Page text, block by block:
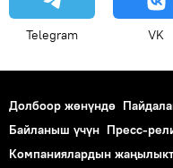
Telegram VK
Долбоор жөнүндө
Байланыш үчүн Пресс-
Компаниялардын